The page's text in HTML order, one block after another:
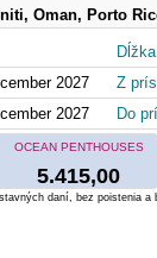
Oman, Porto
2027
2027
Z
Do
OCEAN PENTHOUSES
5.415,00
daní, bez poistenia